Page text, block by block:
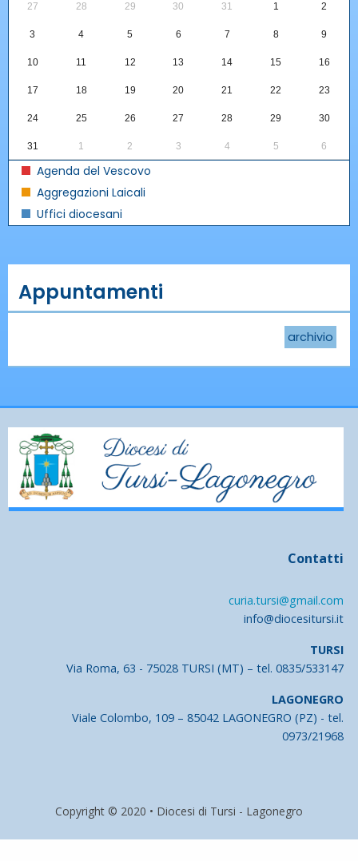
27 28 29 30 31 1 2
3 4 5 6 7 8 9
10 11 12 13 14 15 16
17 18 19 20 21 22 23
24 25 26 27 28 29 30
31 1 2 3 4 5 6
Agenda del Vescovo
Aggregazioni Laicali
Uffici diocesani
Appuntamenti
archivio
Contatti
curia.tursi@gmail.com
info@diocesitursi.it
TURSI
Via Roma, 63 - 75028 TURSI (MT) – tel. 0835/533147
LAGONEGRO
Viale Colombo, 109 – 85042 LAGONEGRO (PZ) - tel.
0973/21968
Copyright © 2020 • Diocesi di Tursi - Lagonegro